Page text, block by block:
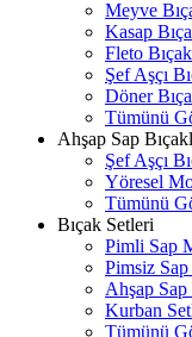
Meyve
Kasap
Fleto
Şef Aşçı
Döner
Tümünü
Ahşap Sap
Şef Aşçı
Yöresel
Tümünü
Bıçak Setleri
Pimli Sap
Pimsiz
Ahşap
Kurban
Tümünü